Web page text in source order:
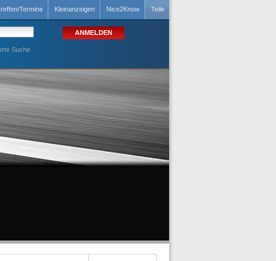
Termine Kleinanzeigen Nice2Know Teile
Suche